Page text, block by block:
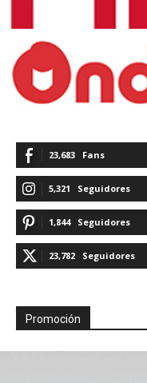
23,683 Fans
5,321 Seguidores
1,844 Seguidores
23,782 Seguidores
Promoción